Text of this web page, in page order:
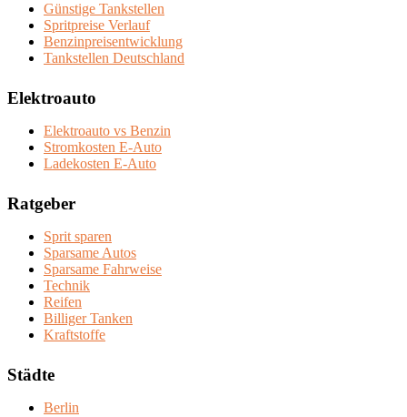
Günstige Tankstellen
Spritpreise Verlauf
Benzinpreisentwicklung
Tankstellen Deutschland
Elektroauto
Elektroauto vs Benzin
Stromkosten E-Auto
Ladekosten E-Auto
Ratgeber
Sprit sparen
Sparsame Autos
Sparsame Fahrweise
Technik
Reifen
Billiger Tanken
Kraftstoffe
Städte
Berlin